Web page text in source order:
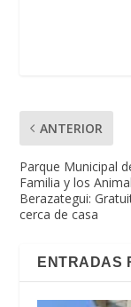
ANTERIOR
Parque Municipal
Familia y los
Berazategui:
cerca de casa
ENTRADAS